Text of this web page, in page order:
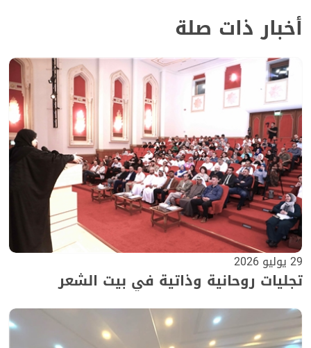
أخبار ذات صلة
29 يوليو 2026
تجليات روحانية وذاتية في بيت الشعر